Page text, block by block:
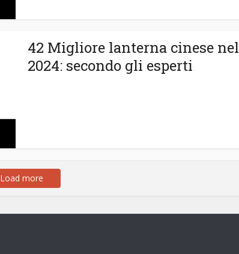
42 Migliore lanterna cinese nel
2024: secondo gli esperti
Load more